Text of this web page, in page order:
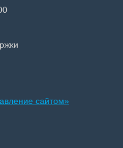
сайтом»